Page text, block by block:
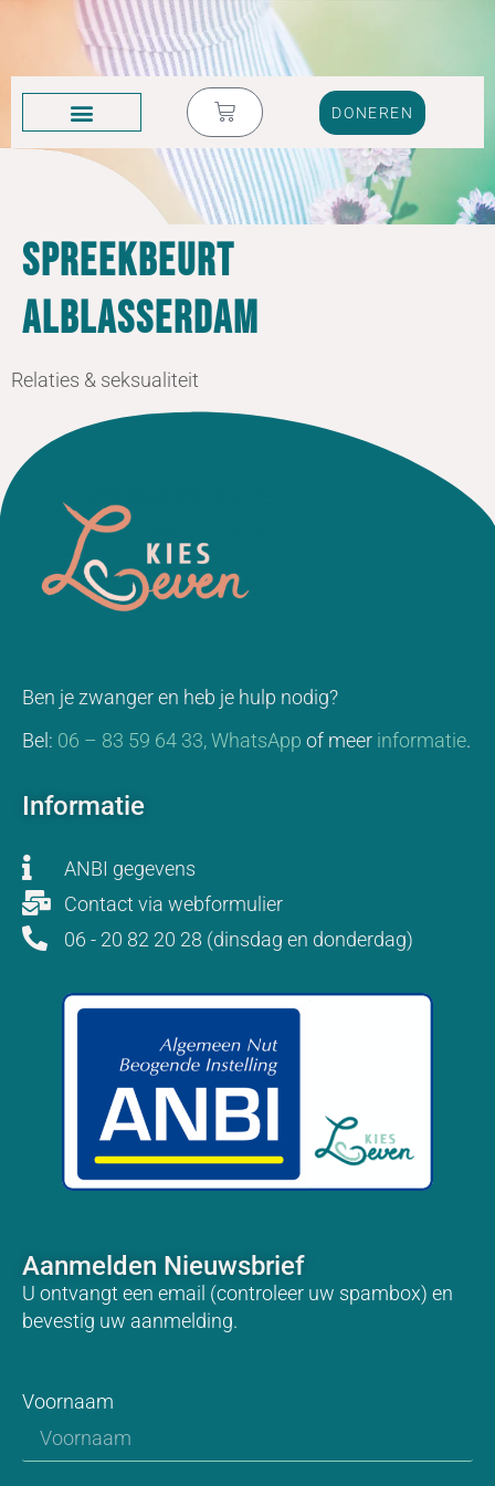
DONEREN
spreekbeurt
Alblasserdam
Relaties & seksualiteit
Ben je zwanger en heb je hulp nodig?
Bel: 06 – 83 59 64 33,WhatsApp of meer informatie.
Informatie
ANBI gegevens
Contact via webformulier
06 - 20 82 20 28 (dinsdag en donderdag)
Aanmelden Nieuwsbrief
U ontvangt een email (controleer uw spambox) en
bevestig uw aanmelding.
Voornaam